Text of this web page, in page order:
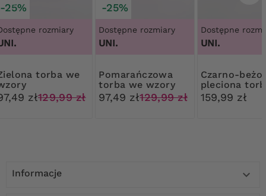
-25%
rozmiary
we
zł129,99 zł
-25%
Dostępne rozmiary
UNI.
Pomarańczowa
torba we wzory
97,49 zł129,99 zł
Dostępne
UNI.
Czarno-beżowa
pleciona
159,99 zł
Informacje 